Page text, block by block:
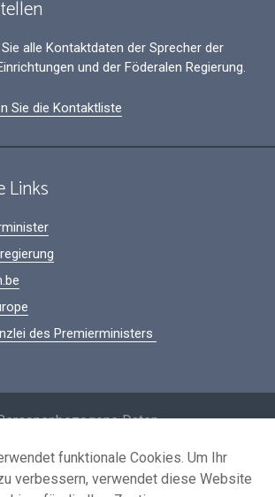
alle Kontaktdaten der Sprecher der
und der Föderalen Regierung.
Sie die Kontaktliste
Links
des Premierministers
Daten
für die Wiederverwendung
Kontaktieren Sie uns
funktionale Cookies. Um Ihr
verbessern, verwendet diese Website